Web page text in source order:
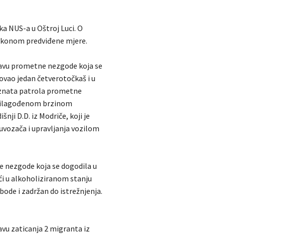
NUS-a u Oštroj Luci. O
predviđene mjere.
prometne nezgode koja se
jedan četverotočkaš i u
patrola prometne
brzinom
D.D. iz Modriče, koji je
i upravljanja vozilom
nezgode koja se dogodila u
u alkoholiziranom stanju
i zadržan do istrežnjenja.
zaticanja 2 migranta iz